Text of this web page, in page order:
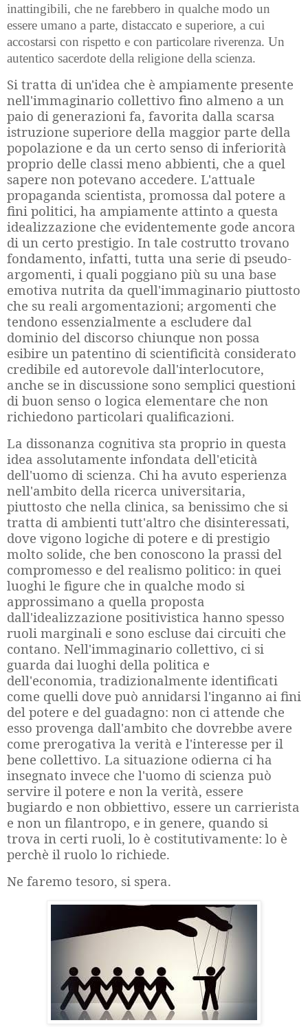
inattingibili, che ne farebbero in qualche modo un
essere umano a parte, distaccato e superiore, a cui
accostarsi con rispetto e con particolare riverenza. Un
autentico sacerdote della religione della scienza.
Si tratta di un'idea che è ampiamente presente
nell'immaginario collettivo fino almeno a un
paio di generazioni fa, favorita dalla scarsa
istruzione superiore della maggior parte della
popolazione e da un certo senso di inferiorità
proprio delle classi meno abbienti, che a quel
sapere non potevano accedere. L'attuale
propaganda scientista, promossa dal potere a
fini politici, ha ampiamente attinto a questa
idealizzazione che evidentemente gode ancora
di un certo prestigio. In tale costrutto trovano
fondamento, infatti, tutta una serie di pseudo-
argomenti, i quali poggiano più su una base
emotiva nutrita da quell'immaginario piuttosto
che su reali argomentazioni; argomenti che
tendono essenzialmente a escludere dal
dominio del discorso chiunque non possa
esibire un patentino di scientificità considerato
credibile ed autorevole dall'interlocutore,
anche se in discussione sono semplici questioni
di buon senso o logica elementare che non
richiedono particolari qualificazioni.
La dissonanza cognitiva sta proprio in questa
idea assolutamente infondata dell'eticità
dell'uomo di scienza. Chi ha avuto esperienza
nell'ambito della ricerca universitaria,
piuttosto che nella clinica, sa benissimo che si
tratta di ambienti tutt'altro che disinteressati,
dove vigono logiche di potere e di prestigio
molto solide, che ben conoscono la prassi del
compromesso e del realismo politico: in quei
luoghi le figure che in qualche modo si
approssimano a quella proposta
dall'idealizzazione positivistica hanno spesso
ruoli marginali e sono escluse dai circuiti che
contano. Nell'immaginario collettivo, ci si
guarda dai luoghi della politica e
dell'economia, tradizionalmente identificati
come quelli dove può annidarsi l'inganno ai fini
del potere e del guadagno: non ci attende che
esso provenga dall'ambito che dovrebbe avere
come prerogativa la verità e l'interesse per il
bene collettivo. La situazione odierna ci ha
insegnato invece che l'uomo di scienza può
servire il potere e non la verità, essere
bugiardo e non obbiettivo, essere un carrierista
e non un filantropo, e in genere, quando si
trova in certi ruoli, lo è costitutivamente: lo è
perchè il ruolo lo richiede.
Ne faremo tesoro, si spera.